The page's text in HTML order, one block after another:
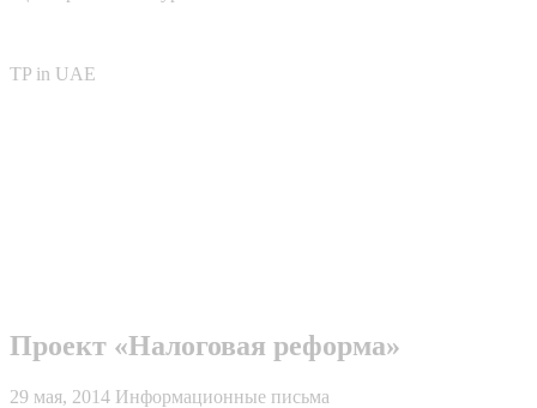
TP in UAE
Проект «Налоговая реформа»
29 мая, 2014 Информационные письма